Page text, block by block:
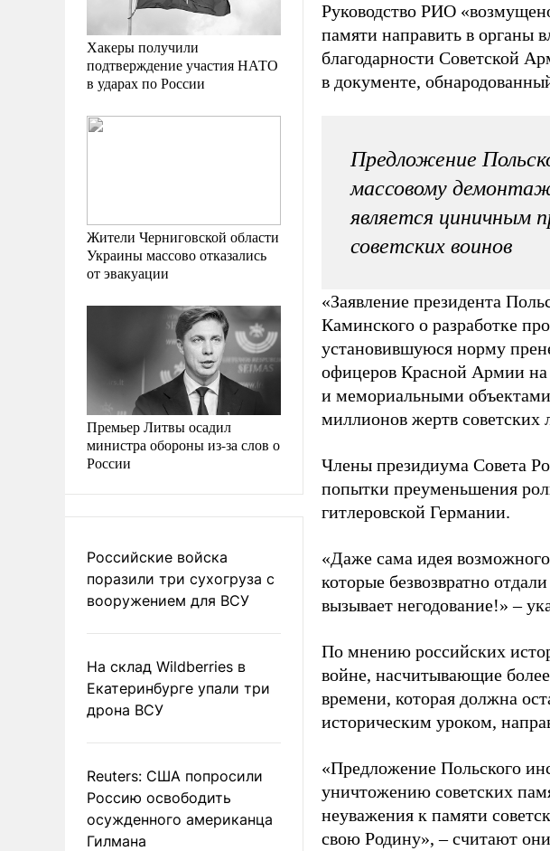
Хакеры получили
подтверждение участия НАТО
в ударах по России
Жители Черниговской области
Украины массово отказались
от эвакуации
Премьер Литвы осадил
министра обороны из-за слов о
России
Российские войска
поразили три сухогруза с
вооружением для ВСУ
На склад Wildberries в
Екатеринбурге упали три
дрона ВСУ
Reuters: США попросили
Россию освободить
осужденного американца
Гилмана
Руководство РИО
памяти направить в органы
благодарности Советской
в документе,
Предложение
массовому
является циничным
советских воинов
«Заявление президента
Каминского о разработке
установившуюся норму
офицеров Красной Армии
и мемориальными
миллионов жертв советских
Члены президиума Совета
попытки преуменьшения
гитлеровской Германии.
«Даже сама идея
которые безвозвратно
вызывает негодование!» –
По мнению российских
войне, насчитывающие
времени, которая должна
историческим уроком,
«Предложение Польского
уничтожению советских
неуважения к памяти
свою Родину», – считают